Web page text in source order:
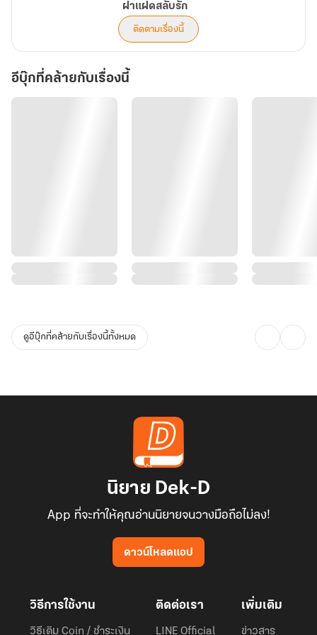
ฝาแฝดสลับรัก
ติดตามเรื่องนี้
อีบุ๊กที่คล้ายกับเรื่องนี้
ดูอีบุ๊กที่คล้ายกับเรื่องนี้ทั้งหมด
นิยาย Dek-D
App ที่จะทำให้คุณอ่านนิยายจนวางมือถือไม่ลง!
ดาวน์โหลดแอป
วิธีการใช้งาน
วิธีเติม Coin / ชำระเงิน
ติดต่อเรา
LINE Official
เพิ่มเติม
ข่าวสาร